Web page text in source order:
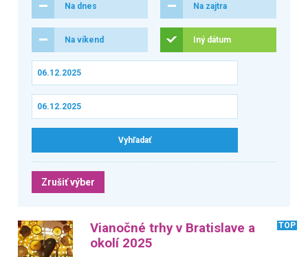
Na dnes Na zajtra
Na víkend Iný dátum
Zrušiť výber
Vianočné trhy v Bratislave a
okolí 2025
TOP